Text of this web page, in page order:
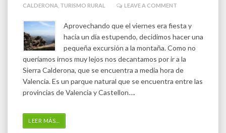
CALDERONA TURISMO RURAL LEAVE A COMMENT
Aprovechando que el viernes era fiesta y
hacia un día estupendo, decidimos hacer una
pequeña excursión a la montaña. Como no
queríamos irnos muy lejos nos decantamos por ir a la
Sierra Calderona, que se encuentra a media hora de
Valencia. Es un parque natural que se encuentra entre las
provincias de Valencia y Castellon….
LEER MÁS